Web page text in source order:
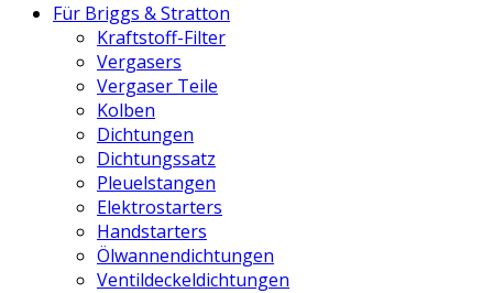
Für Briggs & Stratton
Kraftstoff-Filter
Vergasers
Vergaser Teile
Kolben
Dichtungen
Dichtungssatz
Pleuelstangen
Elektrostarters
Handstarters
Ölwannendichtungen
Ventildeckeldichtungen